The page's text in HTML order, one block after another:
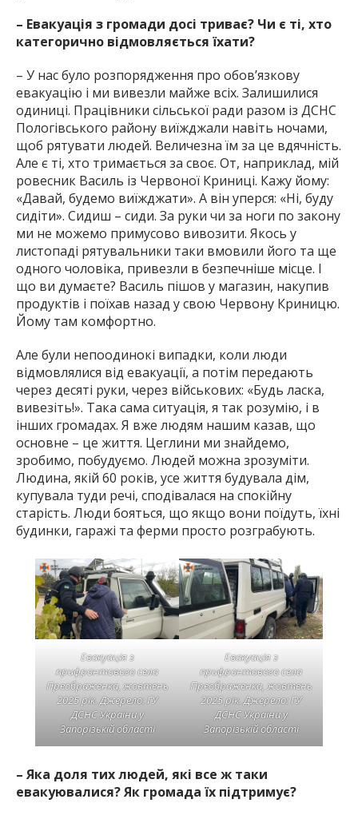
– Евакуація з громади досі триває? Чи є ті, хто
категорично відмовляється їхати?
– У нас було розпорядження про обов’язкову
евакуацію і ми вивезли майже всіх. Залишилися
одиниці. Працівники сільської ради разом із ДСНС
Пологівського району виїжджали навіть ночами,
щоб рятувати людей. Величезна їм за це вдячність.
Але є ті, хто тримається за своє. От, наприклад, мій
ровесник Василь із Червоної Криниці. Кажу йому:
«Давай, будемо виїжджати». А він уперся: «Ні, буду
сидіти». Сидиш – сиди. За руки чи за ноги по закону
ми не можемо примусово вивозити. Якось у
листопаді рятувальники таки вмовили його та ще
одного чоловіка, привезли в безпечніше місце. І
що ви думаєте? Василь пішов у магазин, накупив
продуктів і поїхав назад у свою Червону Криницю.
Йому там комфортно.
Але були непоодинокі випадки, коли люди
відмовлялися від евакуації, а потім передають
через десяті руки, через військових: «Будь ласка,
вивезіть!». Така сама ситуація, я так розумію, і в
інших громадах. Я вже людям нашим казав, що
основне – це життя. Цеглини ми знайдемо,
зробимо, побудуємо. Людей можна зрозуміти.
Людина, якій 60 років, усе життя будувала дім,
купувала туди речі, сподівалася на спокійну
старість. Люди бояться, що якщо вони поїдуть, їхні
будинки, гаражі та ферми просто розграбують.
Евакуація з
прифронтового села
Преображенка, жовтень
2025 рік. Джерело: ГУ
ДСНС України у
Запорізькій області
Евакуація з
прифронтового села
Преображенка, жовтень
2025 рік. Джерело: ГУ
ДСНС України у
Запорізькій області
– Яка доля тих людей, які все ж таки
евакуювалися? Як громада їх підтримує?